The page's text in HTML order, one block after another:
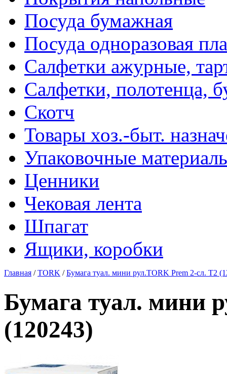
Посуда бумажная
Посуда одноразовая
Салфетки ажурные,
Салфетки, полотенца,
Скотч
Товары хоз.-быт.
Упаковочные
Ценники
Чековая лента
Шпагат
Ящики, коробки
Главная /TORK /Бумага туал. мини рул.TORK Prem 2-сл. Т2
Бумага туал. мини
(120243)